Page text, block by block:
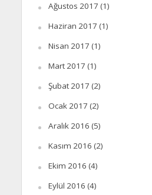
Ağustos 2017 (1)
Haziran 2017 (1)
Nisan 2017 (1)
Mart 2017 (1)
Şubat 2017 (2)
Ocak 2017 (2)
Aralık 2016 (5)
Kasım 2016 (2)
Ekim 2016 (4)
Eylül 2016 (4)